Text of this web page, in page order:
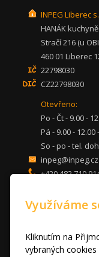
INPEG Liberec
HANÁK kuchyně
Stračí 216 (u
460 01 Liberec
22798030
CZ22798030
Otevřeno:
Po - Čt - 9.00 -
Pá - 9.00 - 12.00
So - po - tel.
inpeg@inpeg.cz
+420 482 710
KUCHYNĚ
DVEŘE A STOLY
OBÝVACÍ POKOJE
Využíváme
Kliknutím na
vybraných